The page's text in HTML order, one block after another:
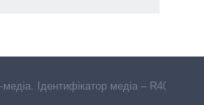
Ідентифікатор медіа – R40-